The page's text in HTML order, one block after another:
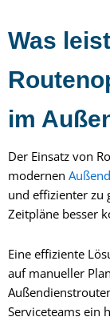
Was
im
Der Einsatz von
modernen
und effizienter zu
Zeitpläne besser
Eine effiziente
auf manueller
Serviceteams ein